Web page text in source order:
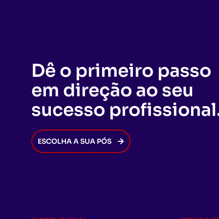
Dê o primeiro passo
em direção ao seu
sucesso
ESCOLHA A SUA PÓS